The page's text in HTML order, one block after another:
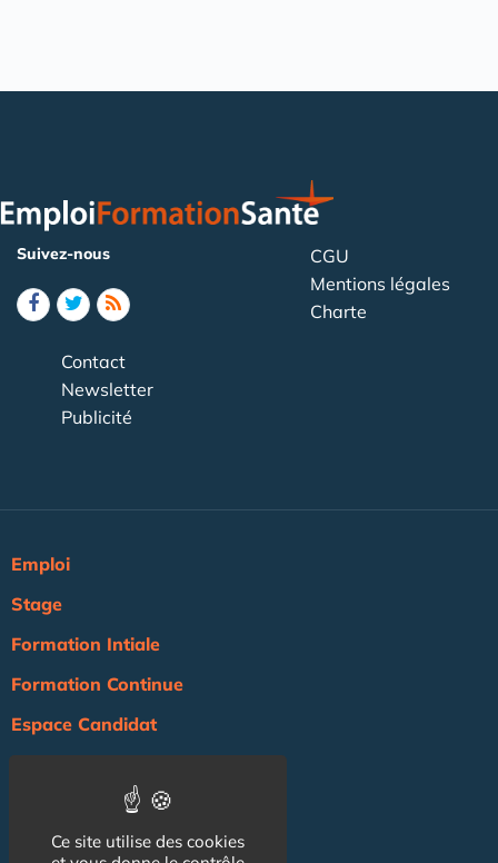
Suivez-nous
CGU
Mentions légales
Charte
Contact
Newsletter
Publicité
Emploi
Stage
Formation Intiale
Formation Continue
Espace Candidat
AgendaCe site utilise des cookies